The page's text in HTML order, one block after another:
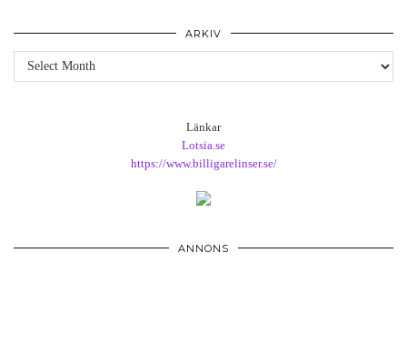
ARKIV
Arkiv
Länkar
Lotsia.se
https://www.billigarelinser.se/
ANNONS